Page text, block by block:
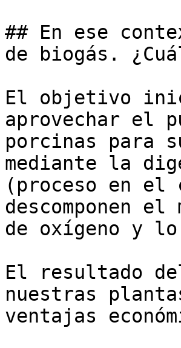
## En ese
de biogás.
El objetivo
aprovechar el
porcinas para
mediante la
(proceso en el
descomponen
de oxígeno y
El resultado
nuestras
ventajas